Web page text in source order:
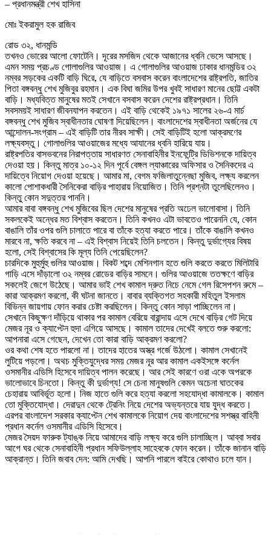
– প্রধানমন্ত্রী শেখ হাসিনা
মোঃ ইকরামুল হক রাজিব
রোড ৩২, ধানমন্ডি
তখনও ভোরের আলো ফোটেনি। দূরের মসজিদ থেকে আজানের ধ্বনি ভেসে আসছে।
এমন সময় প্রচণ্ড গোলাগুলির আওয়াজ। এ গোলাগুলির আওয়াজ ঢাকার ধানমন্ডির ৩২
নম্বর সড়কের একটি বাড়ি ঘিরে, যে বাড়িতে বসবাস করেন বাংলাদেশের রাষ্ট্রপতি, জাতির
পিতা বঙ্গবন্ধু শেখ মুজিবুর রহমান। এক বিঘা জমির উপর খুবই সাধারণ মানের ছোট্ট একটা
বাড়ি। মধ্যবিত্ত মানুষের মতই সেখানে বসবাস করেন দেশের রাষ্ট্রপ্রধান। তিনি
সবসময়ই সাধারণ জীবনযাপন করতেন। এই বাড়ি থেকেই ১৯৭১ সালের ২৬-এ মার্চ
বঙ্গবন্ধু শেখ মুজিব স্বাধীনতার ঘোষণা দিয়েছিলেন। বাংলাদেশের স্বাধীনতা অর্জনের যে
আন্দোলন-সংগ্রাম – এই বাড়িটি তার নীরব সাক্ষী। সেই বাড়িটিই হলো আক্রমণের
লক্ষ্যবস্তু। গোলাগুলির আওয়াজের মধ্যে আযানের ধ্বনি হারিয়ে যায়।
রাষ্ট্রপতির বাসভবনের নিরাপত্তায় সাধারণত সেনাবাহিনীর ইনফেন্ট্রি ডিভিশনকে দায়িত্ব
দেওয়া হয়। কিন্তু মাত্র ১০-১২ দিন পূর্বে বেঙ্গল ল্যাঞ্চারের অফিসার ও সৈনিকদের এ
দায়িত্বে নিয়োগ দেওয়া হয়েছে। আমার মা, বেগম ফজিলাতুন্নেছা মুজিব, লক্ষ্য করলেন
কালো পোশাকধারী সৈনিকেরা বাড়ির পাহারায় নিয়োজিত। তিনি প্রশ্নটা তুলেছিলেনও।
কিন্তু কোন সদুত্তর পাননি।
আমার বাবা বঙ্গবন্ধু শেখ মুজিবের ছিল দেশের মানুষের প্রতি অঢেল ভালোবাসা। তিনি
সকলকেই অন্ধের মত বিশ্বাস করতেন। তিনি কখনও এটা ভাবতেও পারেননি যে, কোন
বাঙালি তাঁর ওপর গুলি চালাতে পারে বা তাঁকে হত্যা করতে পারে। তাঁকে বাঙালি কখনও
মারবে না, ক্ষতি করবে না – এই বিশ্বাস নিয়েই তিনি চলতেন। কিন্তু দুর্ভাগ্যের বিষয়
হলো, সেই বিশ্বাসের কি মূল্য তিনি পেয়েছিলেন?
চারদিকে মুহুর্মুহু গুলির আওয়াজ। বিকট শব্দে মেশিনগান হতে গুলি করতে করতে মিলিটারি
গাড়ি এসে দাঁড়ালো ৩২ নম্বর রোডের বাড়ির সামনে। গুলির আওয়াজে ততক্ষণে বাড়ির
সকলেই জেগে উঠেছে। আমার ভাই শেখ কামাল দ্রুত নিচে নেমে গেল রিসেপশন রুমে –
কারা আক্রমণ করলো, কী ঘটনা জানতে। বাবার ব্যক্তিগত সহকারী মহিতুল ইসলাম
বিভিন্ন জায়গায় ফোন করার চেষ্টা করছিলেন। কিন্তু কোন সাড়া পাচ্ছিলেন না।
সেখানে কিছুক্ষণ দাঁড়িয়ে থাকার পর কামাল বেরিয়ে বারান্দায় এসে দেখে বাড়ির গেট দিয়ে
মেজর নূর ও ক্যাপ্টেন হুদা এগিয়ে আসছে। কামাল তাদের দেখেই বলতে শুরু করলো:
আপনারা এসে গেছেন, দেখেন তো কারা বাড়ি আক্রমণ করলো?
ওর কথা শেষ হতে পারলো না। তাদের হাতের অস্ত্র গর্জে উঠলো। কামাল সেখানেই
লুটিয়ে পড়লো। অথচ মুক্তিযুদ্ধের সময় মেজর নূর আর কামাল একইসঙ্গে কর্নেল
ওসমানীর এডিসি হিসেবে দায়িত্ব পালন করেছে। আর সেই কারণে ওরা একে অপরকে
ভালোভাবে চিনতো। কিন্তু কী দুর্ভাগ্য! সে চেনা মানুষগুলি কেমন অচেনা ঘাতকের
চেহারায় আবির্ভূত হলো। নিজ হাতে গুলি করে হত্যা করলো সহযোদ্ধা কামালকে। কামাল
তো মুক্তিযোদ্ধা। দেরাদুন থেকে ট্রেনিং নিয়ে দেশের অভ্যন্তরে যায় যুদ্ধ করতে।
এরপর বাংলাদেশ সরকার ক্যাপ্টেন শেখ কামালকে নিয়োগ দেয় বাংলাদেশের সশস্ত্র বাহিনী
প্রধান কর্নেল ওসমানীর এডিসি হিসেবে।
মেজর সৈয়দ ফারুক ট্যাঙ্ক নিয়ে আমাদের বাড়ি লক্ষ্য করে গুলি চালাচ্ছিল। আব্বা সবার
আগে ঘর থেকে সেনাবাহিনী প্রধান সফিউল্লাহ সাহেবকে ফোন করেন। তাঁকে জানান বাড়ি
আক্রান্ত। তিনি জবাব দেন: আমি দেখছি। আপনি পারলে বাইরে কোথাও চলে যান।